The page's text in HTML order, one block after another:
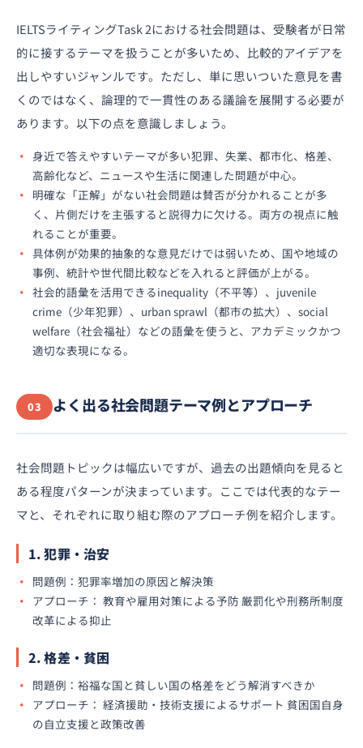
IELTSライティングTask 2における社会問題は、受験者が日常
的に接するテーマを扱うことが多いため、比較的アイデアを
出しやすいジャンルです。ただし、単に思いついた意見を書
くのではなく、論理的で一貫性のある議論を展開する必要が
あります。以下の点を意識しましょう。
身近で答えやすいテーマが多い犯罪、失業、都市化、格差、
高齢化など、ニュースや生活に関連した問題が中心。
明確な「正解」がない社会問題は賛否が分かれることが多
く、片側だけを主張すると説得力に欠ける。両方の視点に触
れることが重要。
具体例が効果的抽象的な意見だけでは弱いため、国や地域の
事例、統計や世代間比較などを入れると評価が上がる。
社会的語彙を活用できるinequality（不平等）、juvenile
crime（少年犯罪）、urban sprawl（都市の拡大）、social
welfare（社会福祉）などの語彙を使うと、アカデミックかつ
適切な表現になる。
03 よく出る社会問題テーマ例とアプローチ
社会問題トピックは幅広いですが、過去の出題傾向を見ると
ある程度パターンが決まっています。ここでは代表的なテー
マと、それぞれに取り組む際のアプローチ例を紹介します。
1. 犯罪・治安
問題例：犯罪率増加の原因と解決策
アプローチ： 教育や雇用対策による予防 厳罰化や刑務所制度
改革による抑止
2. 格差・貧困
問題例：裕福な国と貧しい国の格差をどう解消すべきか
アプローチ： 経済援助・技術支援によるサポート 貧困国自身
の自立支援と政策改善